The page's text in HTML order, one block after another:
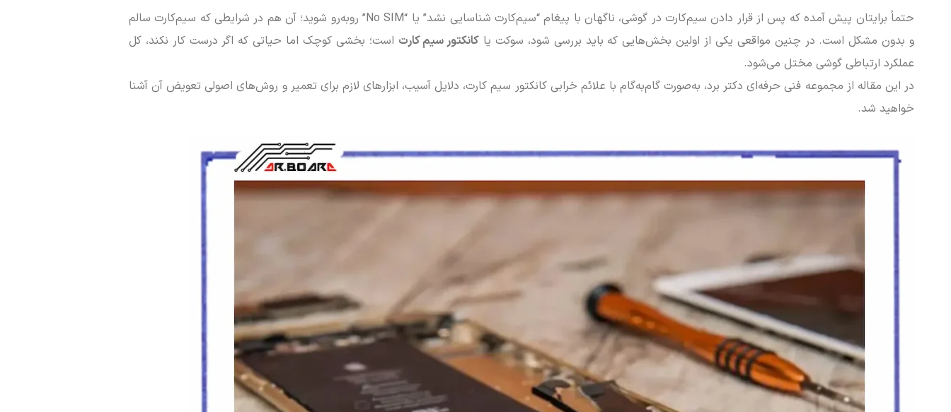
حتماً برایتان پیش آمده که پس از قرار دادن سیم‌کارت در گوشی، ناگهان با پیغام “سیم‌کارت شناسایی نشد” یا “No SIM” روبه‌رو شوید؛ آن هم در شرایطی که سیم‌کارت سالم
و بدون مشکل است. در چنین مواقعی یکی از اولین بخش‌هایی که باید بررسی شود، سوکت یا کانکتور سیم‌ کارت است؛ بخشی کوچک اما حیاتی که اگر درست کار نکند، کل
عملکرد ارتباطی گوشی مختل می‌شود.
در این مقاله از مجموعه فنی حرفه‌ای دکتر برد، به‌صورت گام‌به‌گام با علائم خرابی کانکتور سیم‌ کارت، دلایل آسیب، ابزارهای لازم برای تعمیر و روش‌های اصولی تعویض آن آشنا
خواهید شد.